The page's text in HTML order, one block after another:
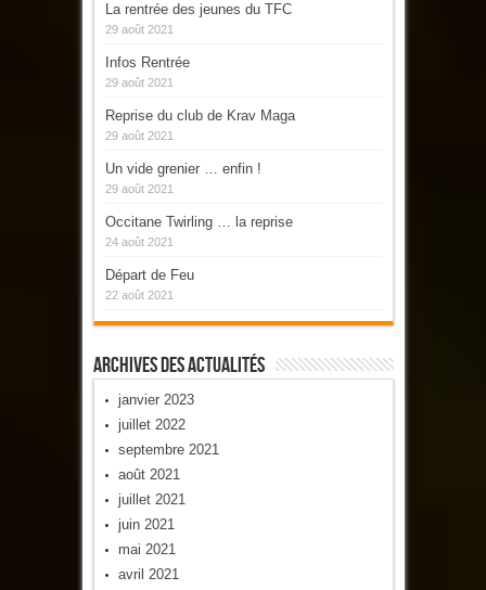
La rentrée des jeunes du TFC
29 août 2021
Infos Rentrée
29 août 2021
Reprise du club de Krav Maga
29 août 2021
Un vide grenier … enfin !
29 août 2021
Occitane Twirling … la reprise
24 août 2021
Départ de Feu
22 août 2021
Archives Des Actualités
janvier 2023
juillet 2022
septembre 2021
août 2021
juillet 2021
juin 2021
mai 2021
avril 2021